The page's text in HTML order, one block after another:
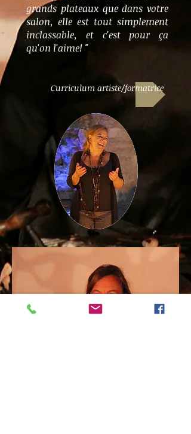
grands plateaux que dans votre
salon, elle est tout simplement
inclassable, et c'est pour ça
qu'on l'aime! "
Curriculum artiste/formatrice